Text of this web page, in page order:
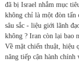
đã bị Israel nhắm mục
không chỉ là một đòn tấn
sâu sắc - liệu giới lãnh
không ? Iran còn lại bao
Về mặt chiến thuật, hiệu
năng tiếp cận hành chính